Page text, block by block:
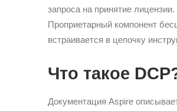
запроса на принятие лицензии.
Проприетарный компонент
встраивается в цепочку
Что такое
Документация Aspire